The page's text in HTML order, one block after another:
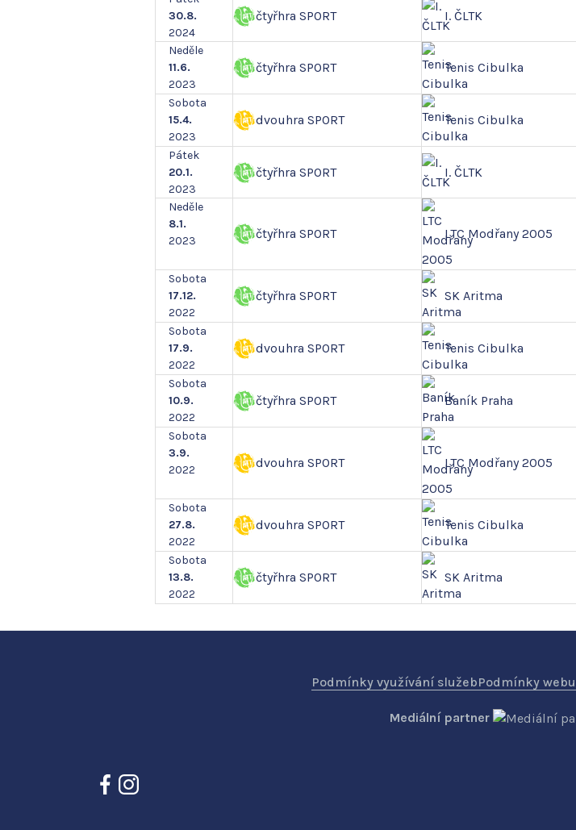
30.8.
2024
čtyřhra SPORT I. ČLTK
Neděle
11.6.
2023
čtyřhra SPORT Tenis Cibulka
Sobota
15.4.
2023
dvouhra SPORT Tenis Cibulka
Pátek
20.1.
2023
čtyřhra SPORT I. ČLTK
Neděle
8.1.
2023
čtyřhra SPORT LTC Modřany 2005
Sobota
17.12.
2022
čtyřhra SPORT SK Aritma
Sobota
17.9.
2022
dvouhra SPORT Tenis Cibulka
Sobota
10.9.
2022
čtyřhra SPORT Baník Praha
Sobota
3.9.
2022
dvouhra SPORT LTC Modřany 2005
Sobota
27.8.
2022
dvouhra SPORT Tenis Cibulka
Sobota
13.8.
2022
čtyřhra SPORT SK Aritma
Podmínky využívání služebPodmínky webu
Mediální partner